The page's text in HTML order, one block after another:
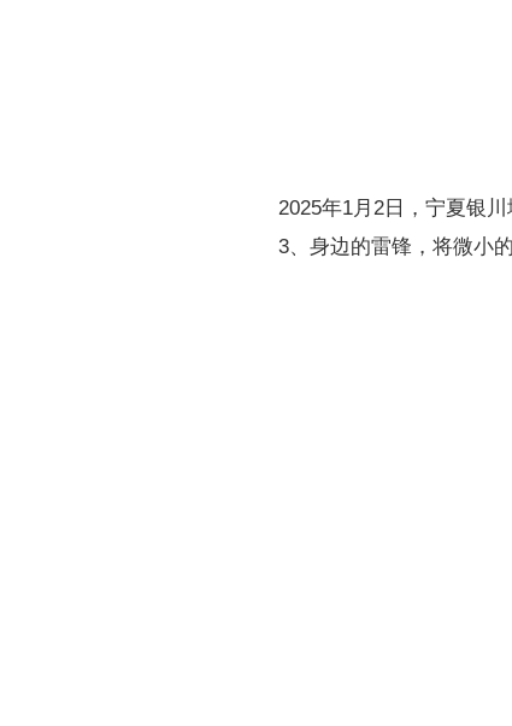
2025年1月2日，宁夏银
3、身边的雷锋，将微小